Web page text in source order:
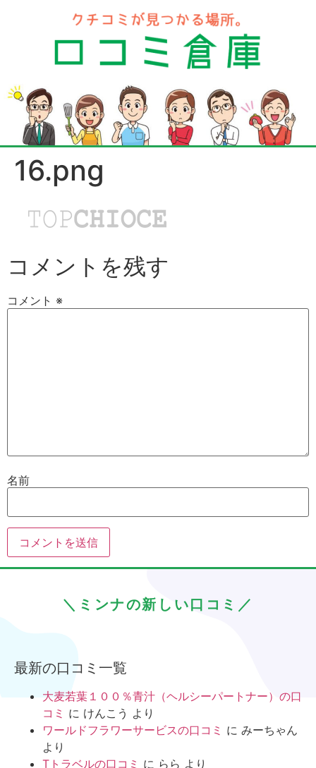
16.png
コメントを残す
コメント ※
名前
＼ミンナの新しい口コミ／
最新の口コミ一覧
大麦若葉１００％青汁（ヘルシーパートナー）の口
コミ に けんこう より
ワールドフラワーサービスの口コミ に みーちゃん
より
Tトラベルの口コミ に らら より